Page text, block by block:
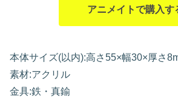
アニメイトで購入す
本体サイズ(以内):高さ55×幅30×厚さ
素材:アクリル
金具:鉄・真鍮